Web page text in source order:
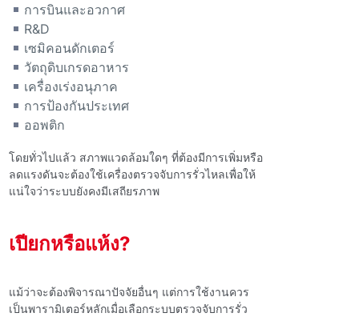
การบินและอวกาศ
R&D
เซมิคอนดักเตอร์
วัตถุดิบเกรดอาหาร
เครื่องเร่งอนุภาค
การป้องกันประเทศ
ออพติก
โดยทั่วไปแล้ว สภาพแวดล้อมใดๆ ที่ต้องมีการเพิ่มหรือ
ลดแรงดันจะต้องใช้เครื่องตรวจจับการรั่วไหลเพื่อให้
แน่ใจว่าระบบยังคงมีเสถียรภาพ
เปียกหรือแห้ง?
แม้ว่าจะต้องพิจารณาปัจจัยอื่นๆ แต่การใช้งานควร
เป็นพารามิเตอร์หลักเมื่อเลือกระบบตรวจจับการรั่ว